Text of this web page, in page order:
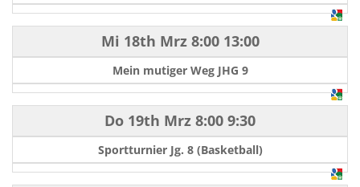
Mi 18th Mrz8:00 13:00
Mein mutiger Weg JHG 9
Do 19th Mrz 8:00 9:30
Sportturnier Jg. 8 (Basketball)